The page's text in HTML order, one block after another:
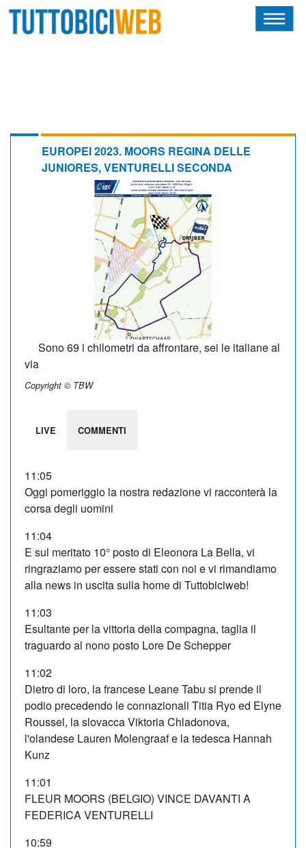
CALENDARIO
EUROPEI 2023. MOORS REGINA DELLE
JUNIORES, VENTURELLI SECONDA
Sono 69 i chilometri da affrontare, sei le italiane al
via
Copyright © TBW
LIVE COMMENTI
11:05
Oggi pomeriggio la nostra redazione vi racconterà la
corsa degli uomini
11:04
E sul meritato 10° posto di Eleonora La Bella, vi
ringraziamo per essere stati con noi e vi rimandiamo
alla news in uscita sulla home di Tuttobiciweb!
11:03
Esultante per la vittoria della compagna, taglia il
traguardo al nono posto Lore De Schepper
11:02
Dietro di loro, la francese Leane Tabu si prende il
podio precedendo le connazionali Titia Ryo ed Elyne
Roussel, la slovacca Viktoria Chladonova,
l'olandese Lauren Molengraaf e la tedesca Hannah
Kunz
11:01
FLEUR MOORS (BELGIO) VINCE DAVANTI A
FEDERICA VENTURELLI
10:59